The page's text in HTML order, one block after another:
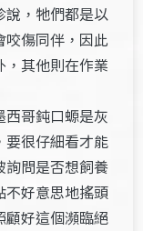
說，牠們都是以
傷同伴，因此
其他則在作業
哥鈍口螈是灰
要很仔細看才能
詢問是否想飼養
不好意思地搖頭
顧好這個瀕臨絕